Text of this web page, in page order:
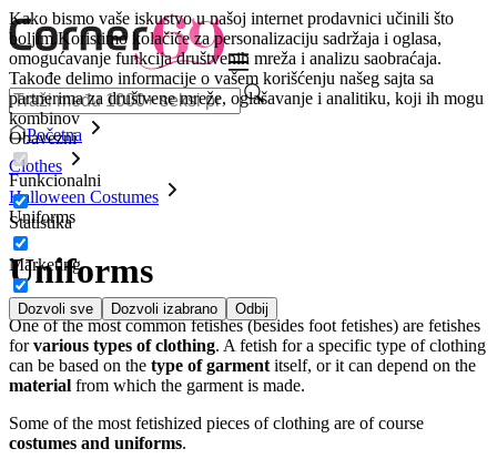
Kako bismo vaše iskustvo u našoj internet prodavnici učinili što
boljim.Koristimo kolačiće za personalizaciju sadržaja i oglasa,
omogućavanje funkcija društvenih mreža i analizu saobraćaja.
Takođe delimo informacije o vašem korišćenju našeg sajta sa
partnerima za društvene mreže, oglašavanje i analitiku, koji ih mogu
kombinov
Obavezni
Funkcionalni
Statistika
Marketing
Dozvoli sve Dozvoli izabrano Odbij
Početna
Clothes
Halloween Costumes
Uniforms
Uniforms
One of the most common fetishes (besides foot fetishes) are fetishes
forvarious types of clothing. A fetish for a specific type of clothing
can be based on the type of garment itself, or it can depend on the
material from which the garment is made.
Some of the most fetishized pieces of clothing are of course
costumes and uniforms.